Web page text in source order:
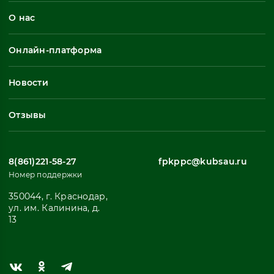
Профессиональная переподготовка
Профессиональное обучение
Все
О нас
Онлайн-платформа
Новости
Отзывы
8(861)221-58-27
Номер поддержки
fpkppc@kubsau.ru
350044, г. Краснодар,
ул. им. Калинина, д.
13